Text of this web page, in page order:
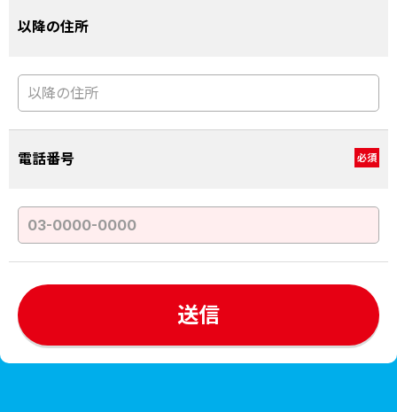
以降の住所
電話番号 必須